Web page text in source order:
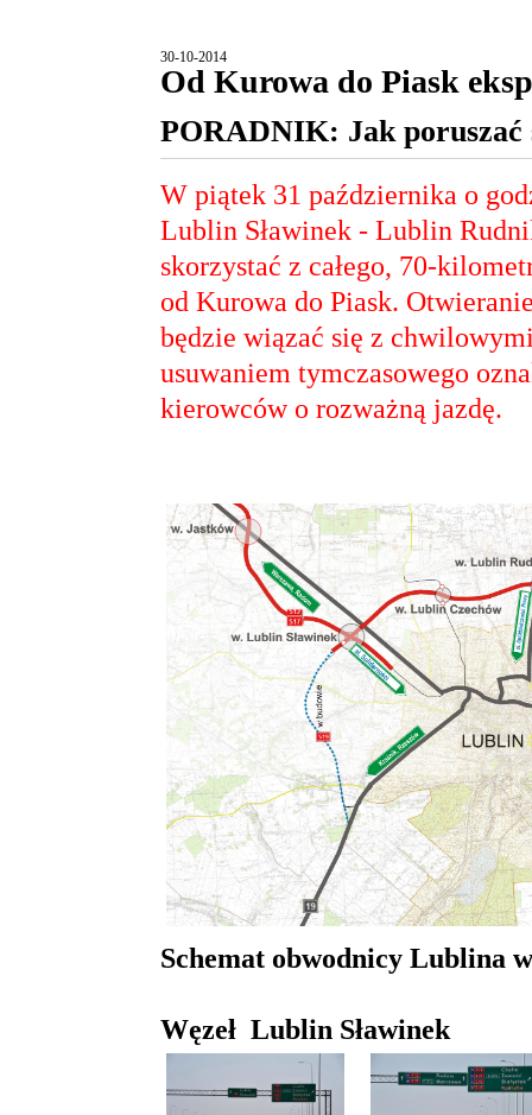
30-10-2014
Od Kurowa do Piask
PORADNIK: Jak poruszać
W piątek 31 października o
Lublin Sławinek - Lublin
skorzystać z całego, 70-
od Kurowa do Piask.
będzie wiązać się z
usuwaniem tymczasowego
kierowców o rozważną jazdę.
Schemat obwodnicy Lublina
Węzeł Lublin Sławinek